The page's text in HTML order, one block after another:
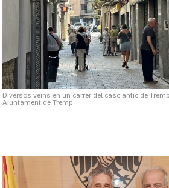
Diversos veïns en un carrer del casc antic de
Ajuntament de Tremp